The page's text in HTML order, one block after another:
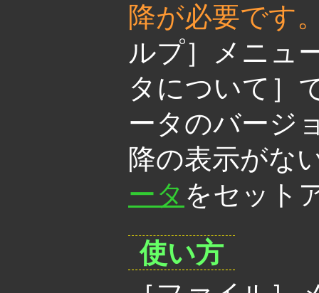
降が必要です
ルプ］メニュ
タについて］
ータのバージ
降の表示がな
ータ をセット
使い方